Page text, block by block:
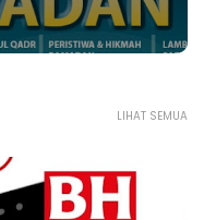
LIHAT SEMUA